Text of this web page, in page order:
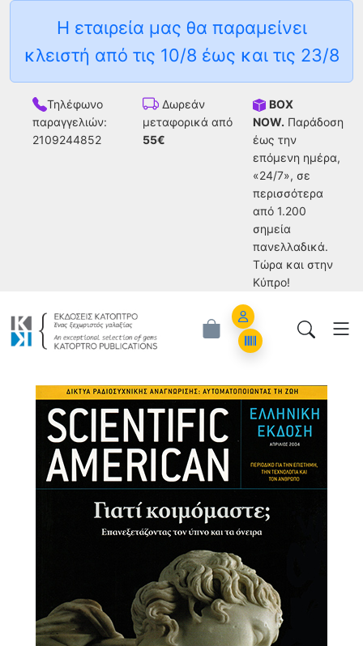
Η εταιρεία μας θα παραμείνει
κλειστή από τις 10/8 έως και τις 23/8
Τηλέφωνο
παραγγελιών:
2109244852
Δωρεάν
μεταφορικά από
55€
BOX
NOW. Παράδοση
έως την
επόμενη ημέρα,
«24/7», σε
περισσότερα
από 1.200
σημεία
πανελλαδικά.
Tώρα και στην
Κύπρο!
Account
Orders